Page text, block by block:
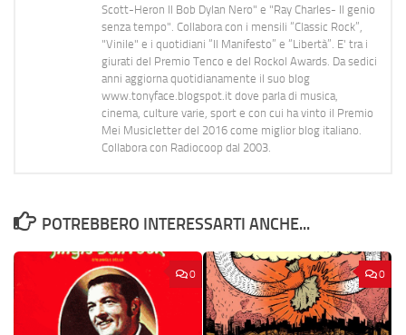
Scott-Heron Il Bob Dylan Nero" e "Ray Charles- Il genio
senza tempo". Collabora con i mensili “Classic Rock”,
"Vinile" e i quotidiani “Il Manifesto” e “Libertà”. E' tra i
giurati del Premio Tenco e del Rockol Awards. Da sedici
anni aggiorna quotidianamente il suo blog
www.tonyface.blogspot.it dove parla di musica,
cinema, culture varie, sport e con cui ha vinto il Premio
Mei Musicletter del 2016 come miglior blog italiano.
Collabora con Radiocoop dal 2003.
POTREBBERO INTERESSARTI ANCHE...
0 0